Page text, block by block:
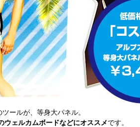
ールが、等身大パネル。
ウェルカムボードなどにオススメです。